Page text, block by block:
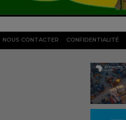
NOUS CONTACTER CONFIDENTIALITÉ